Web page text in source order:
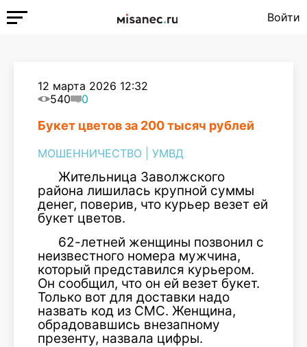
Войти
12 марта 2026 12:32
540
0
Букет цветов за 200 тысяч рублей
МОШЕННИЧЕСТВО УМВД
Жительница Заволжского
района лишилась крупной суммы
денег, поверив, что курьер везет ей
букет цветов.
62-летней женщины позвонил с
неизвестного номера мужчина,
который представился курьером.
Он сообщил, что он ей везет букет.
Только вот для доставки надо
назвать код из СМС. Женщина,
обрадовавшись внезапному
презенту, назвала цифры.